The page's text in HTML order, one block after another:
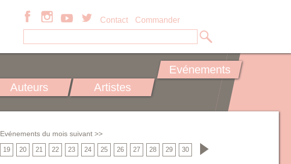
Contact Commander
Auteurs Artistes
Evénements
Evénements du mois suivant >>
19 20 21 22 23 24 25 26 27 28 29 30